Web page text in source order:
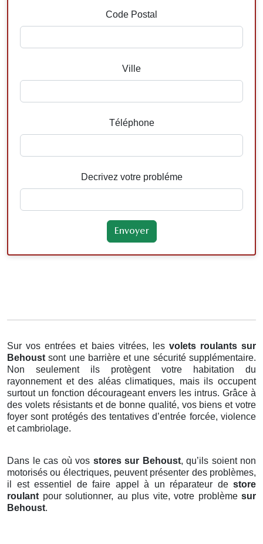
Code Postal
Ville
Téléphone
Decrivez votre probléme
Sur vos entrées et baies vitrées, les volets roulants sur
Behoustsont une barrière et une sécurité supplémentaire.
Non seulement ils protègent votre habitation du
rayonnement et des aléas climatiques, mais ils occupent
surtout un fonction décourageant envers les intrus. Grâce à
des volets résistants et de bonne qualité, vos biens et votre
foyer sont protégés des tentatives d’entrée forcée, violence
et cambriolage.
Dans le cas où vos stores sur Behoust, qu’ils soient non
motorisés ou électriques, peuvent présenter des problèmes,
il est essentiel de faire appel à un réparateur de store
roulantpour solutionner, au plus vite, votre problème sur
Behoust.